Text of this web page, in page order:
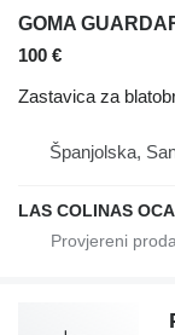
100 €
Zastavica za
Španjolska,
LAS COLINAS